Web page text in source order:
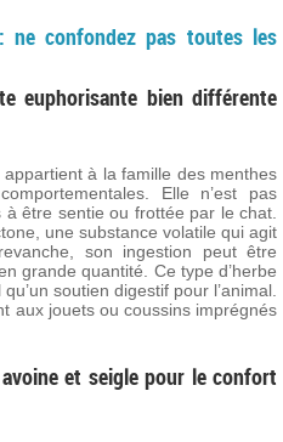
confondez pas toutes les
euphorisante bien différente
à la famille des menthes
Elle n’est pas
être sentie ou frottée par le chat.
une substance volatile qui agit
son ingestion peut être
grande quantité. Ce type d’herbe
soutien digestif pour l’animal.
aux jouets ou coussins imprégnés
et seigle pour le confort